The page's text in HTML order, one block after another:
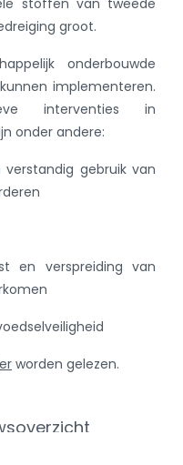
groot.
onderbouwde
implementeren.
interventies in
onder andere:
gebruik van
en verspreiding van
worden gelezen.